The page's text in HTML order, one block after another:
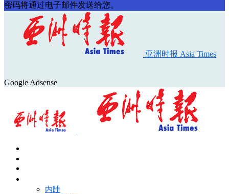
密码将通过电子邮件发送给您。
亚洲时报 Asia Times
Google Adsense
内陆